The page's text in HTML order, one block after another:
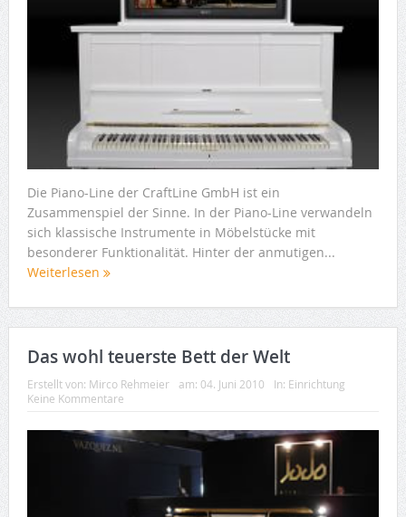
Die Piano-Line der CraftLine GmbH ist ein
Zusammenspiel der Sinne. In der Piano-Line verwandeln
sich klassische Instrumente in Möbelstücke mit
besonderer Funktionalität. Hinter der anmutigen...
Weiterlesen
Das wohl teuerste Bett der Welt
Erstellt von: Mirco Rehmeier am: 04. Juni 2010 In: Einrichtung
Keine Kommentare